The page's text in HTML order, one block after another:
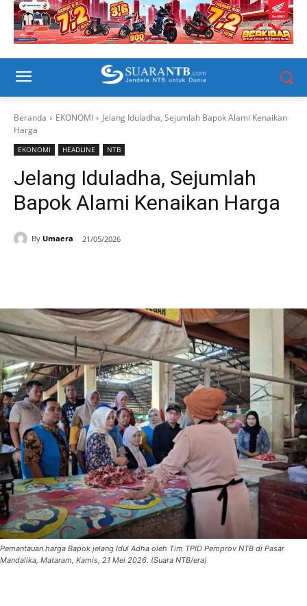
Beranda EKONOMI
Jelang Iduladha, Sejumlah Bapok Alami Kenaikan
Harga
EKONOMI HEADLINE NTB
Jelang Iduladha, Sejumlah
Bapok Alami Kenaikan Harga
By Umaera 21/05/2026
Pemantauan harga Bapok jelang Idul Adha oleh Tim TPID Pemprov NTB di Pasar
Mandalika, Mataram, Kamis, 21 Mei 2026. (Suara NTB/era)